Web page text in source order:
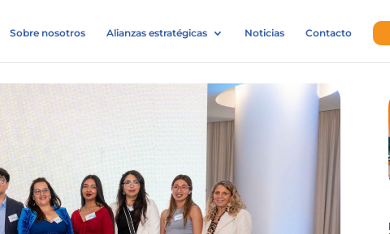
Sobre nosotros Alianzas estratégicas Noticias Contacto